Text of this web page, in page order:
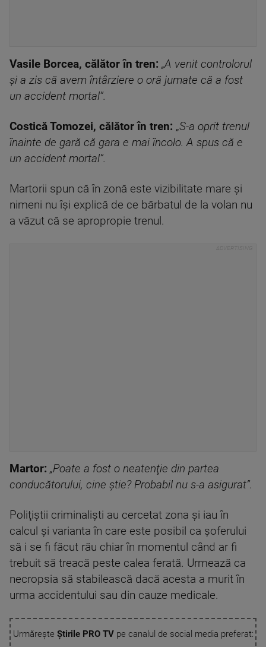
Vasile Borcea, călător în tren: „A venit controlorul
şi a zis că avem întârziere o oră jumate că a fost
un accident mortal”.
Costică Tomozei, călător în tren: „S-a oprit trenul
înainte de gară că gara e mai încolo. A spus că e
un accident mortal”.
Martorii spun că în zonă este vizibilitate mare şi
nimeni nu îşi explică de ce bărbatul de la volan nu
a văzut că se apropropie trenul.
Martor: „Poate a fost o neatenţie din partea
conducătorului, cine ştie? Probabil nu s-a asigurat”.
Poliţiştii criminalişti au cercetat zona și iau în
calcul şi varianta în care este posibil ca şoferului
să i se fi făcut rău chiar în momentul când ar fi
trebuit să treacă peste calea ferată. Urmează ca
necropsia să stabilească dacă acesta a murit în
urma accidentului sau din cauze medicale.
Urmărește Știrile PRO TVpe canalul de social media preferat: